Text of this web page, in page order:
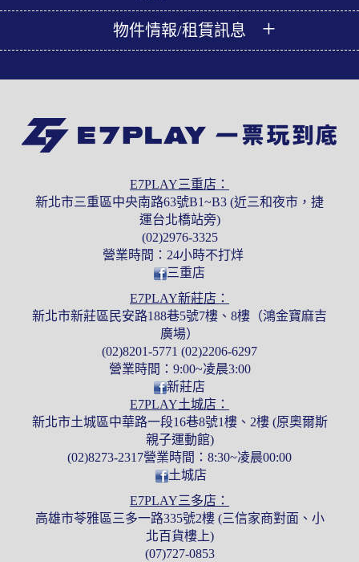
物件情報/租賃訊息
E7PLAY三重店：
新北市三重區中央南路63號B1~B3 (近三和夜市，捷
運台北橋站旁)
(02)2976-3325
營業時間：24小時不打烊
三重店
E7PLAY新莊店：
新北市新莊區民安路188巷5號7樓、8樓（鴻金寶麻吉
廣場）
(02)8201-5771 (02)2206-6297
營業時間：9:00~凌晨3:00
新莊店
E7PLAY土城店：
新北市土城區中華路一段16巷8號1樓、2樓 (原奧爾斯
親子運動館)
(02)8273-2317營業時間：8:30~凌晨00:00
土城店
E7PLAY三多店：
高雄市苓雅區三多一路335號2樓 (三信家商對面、小
北百貨樓上)
(07)727-0853